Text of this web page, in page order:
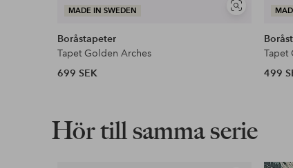
MADE IN SWEDEN
Visa
Boråstapeter
Tapet Golden Arches
699 SEK
Tapet
499
Hör till samma serie